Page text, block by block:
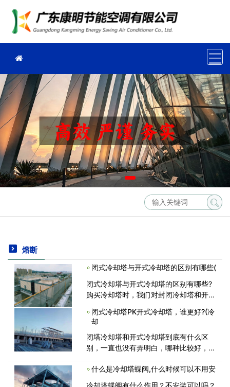
熔断
闭式冷却塔与开式冷却塔的区别有哪些(
闭式冷却塔与开式冷却塔的区别有哪些?
购买冷却塔时，我们对封闭冷却塔和开口
之前，让我们了解两者的工作原理。通过
性能比较开口冷却塔的差异<
闭式冷却塔PK开式冷却塔，谁更好?(冷
却
闭塔冷却塔和开式冷却塔到底有什么区
别，一直也没有弄明白，哪种比较好，两
呢，性能又是什么呢，今天小编为大家总
结了一些，两方面进行了PK对比，希望
什么是冷却塔蝶阀,什么时候可以不用安
冷却塔蝶阀有什么作用？不安装可以吗？